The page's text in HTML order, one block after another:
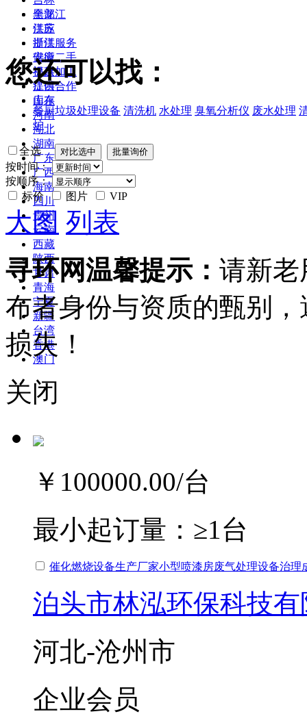
黑龙江
江苏
浙江
安徽
福建
江西
山东
河南
湖北
湖南
广东
广西
海南
四川
贵州
云南
西藏
陕西
甘肃
青海
宁夏
新疆
台湾
香港
澳门
全部
供应
提供服务
供应二手
提供加工
提供合作
库存
您还可以找：
餐厨垃圾处理设备 清洗机 水处理 臭氧分析仪 废水处理
炉
全选
按时间：
按顺序：
标价
图片 VIP
大图 列表
寻环网温馨提示： 请新老
布者身份与资质的甄别
损失！
关闭
￥100000.00/台
最小起订量： ≥1台
催化燃烧设备生产厂家小型喷漆房废气处理设备治理
泊头市林泓环保科技
河北-沧州市
企业会员